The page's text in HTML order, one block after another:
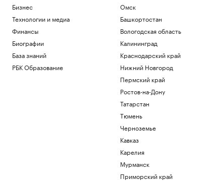
Бизнес
Технологии и медиа
Финансы
Биографии
База знаний
РБК Образование
Омск
Башкортостан
Вологодская область
Калининград
Краснодарский край
Нижний Новгород
Пермский край
Ростов-на-Дону
Татарстан
Тюмень
Черноземье
Кавказ
Карелия
Мурманск
Приморский край